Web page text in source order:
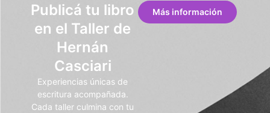
Publicá tu libro
en el Taller de
Hernán
Casciari
Experiencias únicas de
escritura acompañada.
Cada taller culmina con tu
Más información